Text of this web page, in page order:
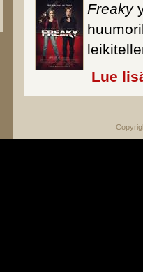
Freaky
Lue